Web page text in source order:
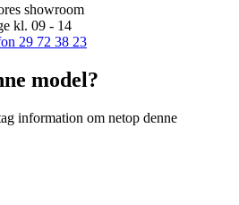
showroom
kl. 09 - 14
29 72 38 23
model?
information om netop denne